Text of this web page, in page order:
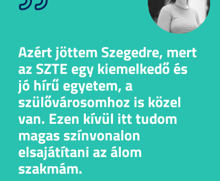
Azért jöttem Szegedre, mert
az SZTE egy kiemelkedő és
jó hírű egyetem, a
szülővárosomhoz is közel
van. Ezen kívül itt tudom
magas színvonalon
elsajátítani az álom
szakmám.